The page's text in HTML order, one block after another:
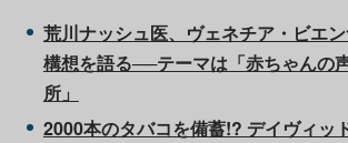
荒川ナッシュ医、ヴェネチア・ビエ
構想を語る──テーマは「赤ちゃんの
所」
2000本のタバコを備蓄!? デイヴィッ